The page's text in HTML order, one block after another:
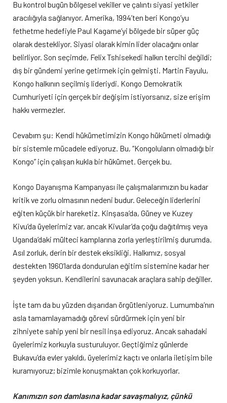
Bu kontrol bugün bölgesel vekiller ve çalıntı siyasi yetkiler
aracılığıyla sağlanıyor. Amerika, 1994’ten beri Kongo’yu
fethetme hedefiyle Paul Kagame’yi bölgede bir süper güç
olarak destekliyor. Siyasi olarak kimin lider olacağını onlar
belirliyor. Son seçimde, Felix Tshisekedi halkın tercihi değildi;
dış bir gündemi yerine getirmek için gelmişti. Martin Fayulu,
Kongo halkının seçilmiş lideriydi. Kongo Demokratik
Cumhuriyeti için gerçek bir değişim istiyorsanız, size erişim
hakkı vermezler.
Cevabım şu: Kendi hükümetimizin Kongo hükümeti olmadığı
bir sistemle mücadele ediyoruz. Bu, “Kongoluların olmadığı bir
Kongo” için çalışan kukla bir hükümet. Gerçek bu.
Kongo Dayanışma Kampanyası ile çalışmalarımızın bu kadar
kritik ve zorlu olmasının nedeni budur. Geleceğin liderlerini
eğiten küçük bir hareketiz. Kinşasa’da, Güney ve Kuzey
Kivu’da üyelerimiz var, ancak Kivular’da çoğu dağıtılmış veya
Uganda’daki mülteci kamplarına zorla yerleştirilmiş durumda.
Asıl zorluk, derin bir destek eksikliği. Halkımız, sosyal
destekten 1960’larda dondurulan eğitim sistemine kadar her
şeyden yoksun. Kendilerini savunacak araçlara sahip değiller.
İşte tam da bu yüzden dışarıdan örgütleniyoruz. Lumumba’nın
asla tamamlayamadığı görevi sürdürmek için yeni bir
zihniyete sahip yeni bir nesil inşa ediyoruz. Ancak sahadaki
üyelerimiz korkuyla susturuluyor. Geçtiğimiz günlerde
Bukavu’da evler yakıldı, üyelerimiz kaçtı ve onlarla iletişim bile
kuramıyoruz; bizimle konuşmaktan çok korkuyorlar.
Kanımızın son damlasına kadar savaşmalıyız, çünkü